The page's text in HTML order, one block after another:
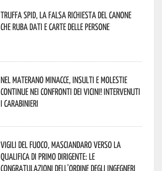
Truffa Spid, la falsa richiesta del canone
che ruba dati e carte delle persone
Nel materano minacce, insulti e molestie
continue nei confronti dei vicini! Intervenuti
i Carabinieri
Vigili del Fuoco, Masciandaro verso la
qualifica di Primo Dirigente: le
congratulazioni dell’Ordine degli Ingegneri